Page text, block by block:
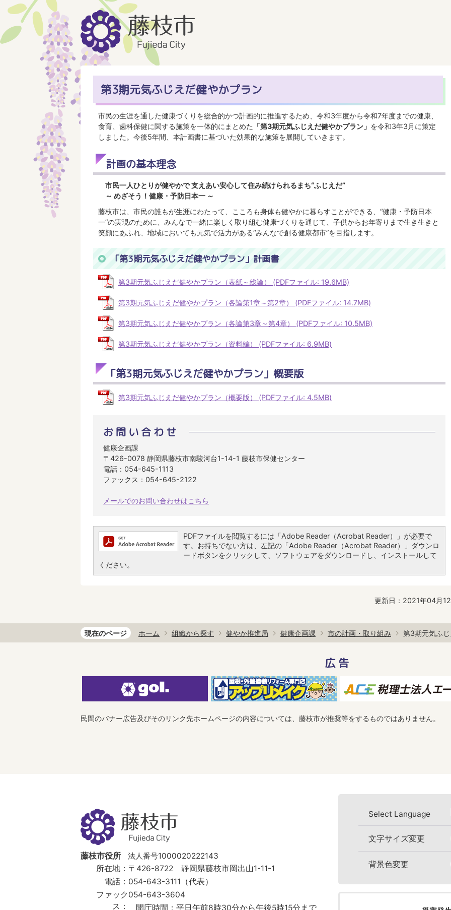
第3期元気ふじえだ健やかプラン
市民の生涯を通した健康づくりを総合的かつ計画的に推進するため、令和3年度から令和7年度までの健康、
食育、歯科保健に関する施策を一体的にまとめた 「第3期元気ふじえだ健やかプラン」 を令和3年3月に策定
しました。今後5年間、本計画書に基づいた効果的な施策を展開していきます。
計画の基本理念
市民一人ひとりが健やかで 支えあい安心して住み続けられるまち“ふじえだ”
～ めざそう！健康・予防日本一 ～
藤枝市は、市民の誰もが生涯にわたって、こころも身体も健やかに暮らすことができる、“健康・予防日本
一”の実現のために、みんなで一緒に楽しく取り組む健康づくりを通じて、子供からお年寄りまで生き生きと
笑顔にあふれ、地域においても元気で活力がある“みんなで創る健康都市”を目指します。
「第3期元気ふじえだ健やかプラン」計画書
第3期元気ふじえだ健やかプラン（表紙～総論） (PDFファイル: 19.6MB)
第3期元気ふじえだ健やかプラン（各論第1章～第2章） (PDFファイル: 14.7MB)
第3期元気ふじえだ健やかプラン（各論第3章～第4章） (PDFファイル: 10.5MB)
第3期元気ふじえだ健やかプラン（資料編） (PDFファイル: 6.9MB)
「第3期元気ふじえだ健やかプラン」概要版
第3期元気ふじえだ健やかプラン（概要版） (PDFファイル: 4.5MB)
お問い合わせ
健康企画課
〒426-0078 静岡県藤枝市南駿河台1-14-1 藤枝市保健センター
電話：054-645-1113
ファックス：054-645-2122
メールでのお問い合わせはこちら
PDFファイルを閲覧するには「Adobe Reader（Acrobat Reader）」が必要で
す。お持ちでない方は、左記の「Adobe Reader（Acrobat Reader）」ダウンロ
ードボタンをクリックして、ソフトウェアをダウンロードし、インストールして
ください。
更新日：2021年04月
現在のページ ホーム 組織から探す 健やか推進局 健康企画課 市の計画・取り組み 第3期元気ふ
広告
民間のバナー広告及びそのリンク先ホームページの内容については、藤枝市が推奨等をするものではありません。
藤
枝
市
Fujieda
City
藤枝市役所
法人番号1000020222143
所在地： 〒426-8722 静岡県藤枝市岡出山1-11-1
電話： 054-643-3111（代表）
ファック
ス：
054-643-3604
開庁時間： 平日午前8時30分から午後5時15分まで
Select Language
文字サイズ変更
背景色変更